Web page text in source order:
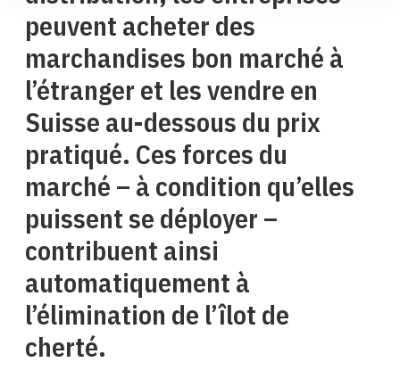
peuvent acheter des
marchandises bon marché à
l’étranger et les vendre en
Suisse au-dessous du prix
pratiqué. Ces forces du
marché – à condition qu’elles
puissent se déployer –
contribuent ainsi
automatiquement à
l’élimination de l’îlot de
cherté.